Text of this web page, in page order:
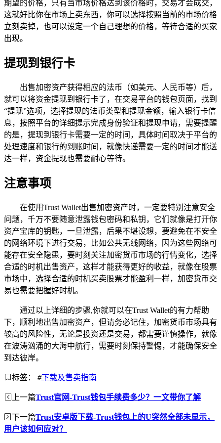
期望的价格，只有当市场价格达到该价格时，交易才会成交，
这就好比你在市场上卖东西，你可以选择按照当前的市场价格
立刻卖掉，也可以设定一个自己理想的价格，等待合适的买家
出现。
提现到银行卡
出售加密资产获得相应的法币（如美元、人民币等）后，
就可以将资金提现到银行卡了，在交易平台的钱包页面，找到
“提现”选项，选择提现的法币类型和提现金额，输入银行卡信
息，按照平台的详细提示完成身份验证和提现申请，需要提醒
的是，提现到银行卡需要一定的时间，具体时间取决于平台的
处理速度和银行的到账时间，就像快递需要一定的时间才能送
达一样，资金提现也需要耐心等待。
注意事项
在使用Trust Wallet出售加密资产时，一定要特别注意安全
问题，千万不要随意泄露钱包密码和私钥，它们就像是打开你
资产宝库的钥匙，一旦泄露，后果不堪设想，要避免在不安全
的网络环境下进行交易，比如公共无线网络，因为这些网络可
能存在安全隐患，要时刻关注加密货币市场的行情变化，选择
合适的时机出售资产，这样才能获得更好的收益，就像在股票
市场中，选择合适的时机买卖股票才能盈利一样，加密货币交
易也需要把握好时机。
通过以上详细的步骤,你就可以在Trust Wallet的有力帮助
下，顺利地出售加密资产，但请务必记住，加密货币市场具有
较高的风险性，无论是投资还是交易，都需要谨慎操作，就像
在波涛汹涌的大海中航行，需要时刻保持警惕，才能确保安全
到达彼岸。
标签： #下载及售卖指南
上一篇Trust官网-Trust钱包手续费多少？一文带你了解
下一篇Trust安卓版下载-Trust钱包上的U突然全部未显示，
用户该如何应对？